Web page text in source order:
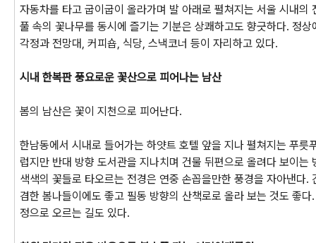
자동차를 타고 굽이굽이 올라가며 발 아래로 펼쳐지는 서울 시내의
풀 속의 꽃나무를 동시에 즐기는 기분은 상쾌하고도 향긋하다. 정상
각정과 전망대, 커피숍, 식당, 스낵코너 등이 자리하고 있다.
시내 한복판 풍요로운 꽃산으로 피어나는 남산
봄의 남산은 꽃이 지천으로 피어난다.
한남동에서 시내로 들어가는 하얏트 호텔 앞을 지나 펼쳐지는 푸릇
럽지만 반대 방향 도서관을 지나치며 건물 뒤편으로 올려다 보이는
색색의 꽃들로 타오르는 전경은 연중 손꼽을만한 풍경을 자아낸다.
겸한 봄나들이에도 좋고 필동 방향의 산책로로 올라 보는 것도 좋다
정으로 오르는 길도 있다.